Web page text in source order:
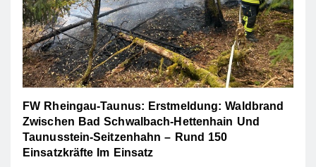
FW Rheingau-Taunus: Erstmeldung: Waldbrand
Zwischen Bad Schwalbach-Hettenhain Und
Taunusstein-Seitzenhahn – Rund 150
Einsatzkräfte Im Einsatz